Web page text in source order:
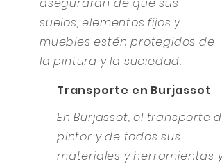
suelos, elementos fijos y
muebles estén protegidos de
la pintura y la suciedad.
Transporte en Burjassot
En Burjassot, el transporte
pintor y de todos sus
materiales y herramientas